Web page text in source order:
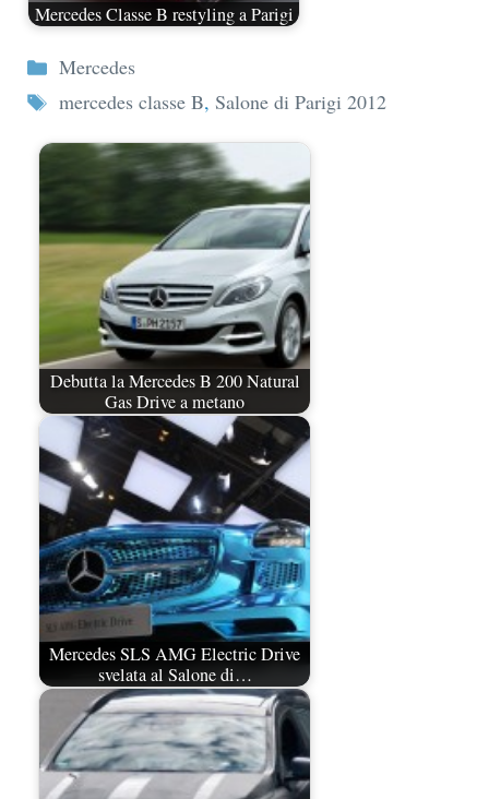
Mercedes Classe B restyling a Parigi
Categorie
Mercedes
Tag
mercedes classe B, Salone di Parigi 2012
Debutta la Mercedes B 200 Natural
Gas Drive a metano
Mercedes SLS AMG Electric Drive
svelata al Salone di…